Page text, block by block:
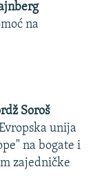
na
Soroš
unija
na bogate i
zajedničke